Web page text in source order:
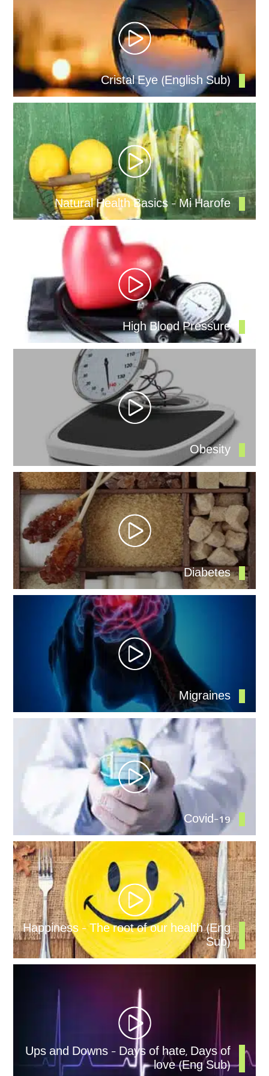
Cristal Eye (English Sub)
Natural Health Basics – Mi Harofe
High Blood Pressure
Obesity
Diabetes
Migraines
Covid-19
Happiness – The root of our health (Eng
Sub)
Ups and Downs – Days of hate, Days of
love (Eng Sub)